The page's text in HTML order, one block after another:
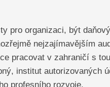
pro organizaci, být
nejzajímavějším
pracovat v zahraničí s
institut autorizovaných
profesního rozvoje.